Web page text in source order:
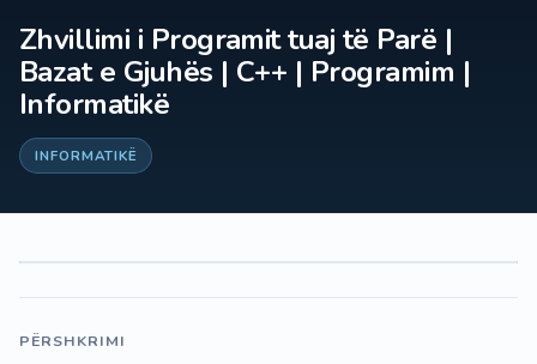
Zhvillimi i Programit tuaj të Parë |
Bazat e Gjuhës | C++ | Programim |
Informatikë
INFORMATIKË
PËRSHKRIMI